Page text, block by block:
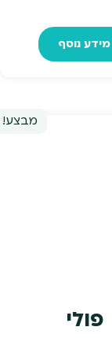
מידע נוסף
מבצע!
פולי